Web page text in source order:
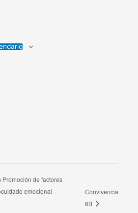
Promoción de factores
emocional
Convivencia
6B